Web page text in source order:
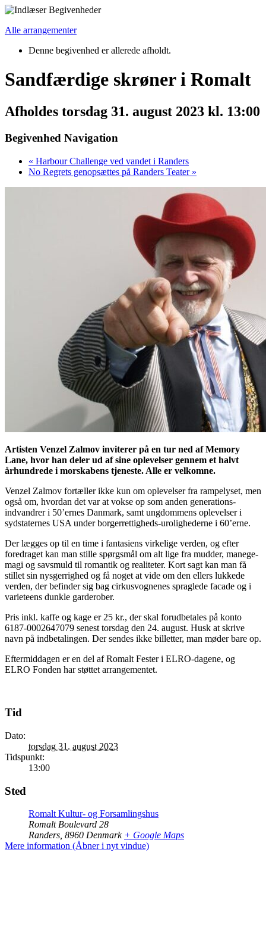
Alle arrangementer
Denne begivenhed er allerede afholdt.
Sandfærdige skrøner i Romalt
Afholdes torsdag 31. august 2023 kl. 13:00
Begivenhed Navigation
« Harbour Challenge ved vandet i Randers
No Regrets genopsættes på Randers Teater »
Artisten Venzel Zalmov inviterer på en tur ned af Memory
Lane, hvor han deler ud af sine oplevelser gennem et halvt
århundrede i morskabens tjeneste. Alle er velkomne.
Venzel Zalmov fortæller ikke kun om oplevelser fra rampelyset, men
også om, hvordan det var at vokse op som anden generations-
indvandrer i 50’ernes Danmark, samt ungdommens oplevelser i
sydstaternes USA under borgerrettigheds-urolighederne i 60’erne.
Der lægges op til en time i fantasiens virkelige verden, og efter
foredraget kan man stille spørgsmål om alt lige fra mudder, manege-
magi og savsmuld til romantik og realiteter. Kort sagt kan man få
stillet sin nysgerrighed og få noget at vide om den ellers lukkede
verden, der befinder sig bag cirkusvognenes spraglede facade og i
varieteens dunkle garderober.
Pris inkl. kaffe og kage er 25 kr., der skal forudbetales på konto
6187-0002647079 senest torsdag den 24. august. Husk at skrive
navn på indbetalingen. Der sendes ikke billetter, man møder bare op.
Eftermiddagen er en del af Romalt Fester i ELRO-dagene, og
ELRO Fonden har støttet arrangementet.
Tid
Dato:
torsdag 31. august 2023
Tidspunkt:
13:00
Sted
Romalt Kultur- og Forsamlingshus
Romalt Boulevard 28
Randers 8960 Denmark + Google Maps
Mere information (Åbner i nyt vindue)